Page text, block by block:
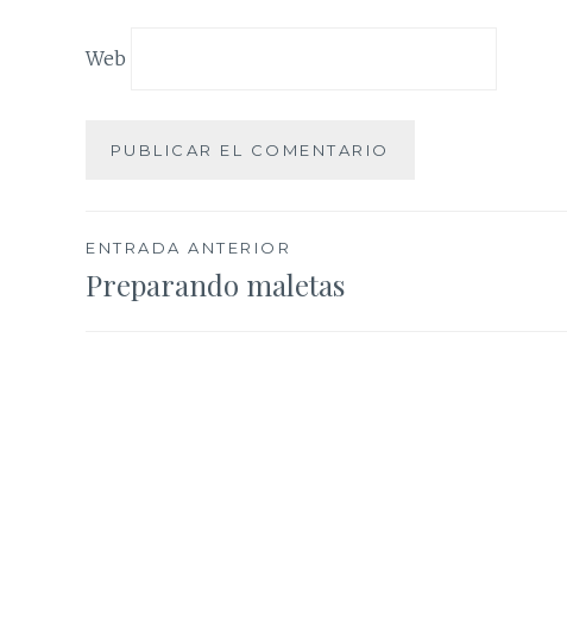
Web
Navegación
de
ENTRADA ANTERIOR
Preparando maletas